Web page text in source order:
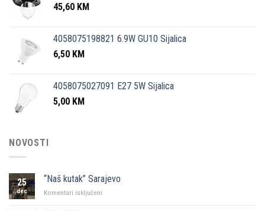
45,60 KM
4058075198821 6.9W GU10 Sijalica
6,50 KM
4058075027091 E27 5W Sijalica
5,00 KM
NOVOSTI
25
dec
“Naš kutak” Sarajevo
Komentari isključeni